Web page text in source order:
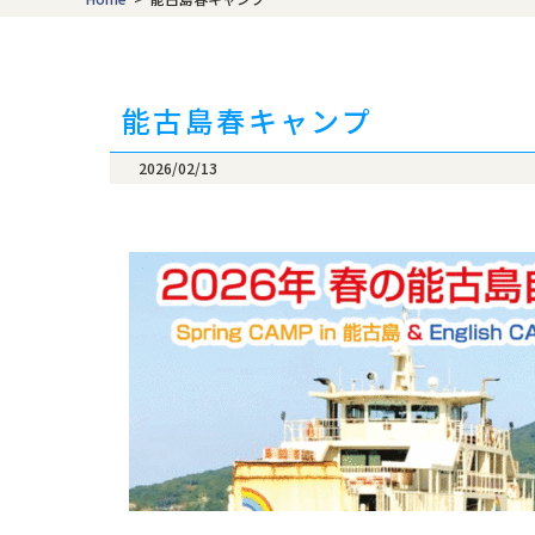
content/themes/
/home/
content/
能古島春キャンプ
2026/02/13